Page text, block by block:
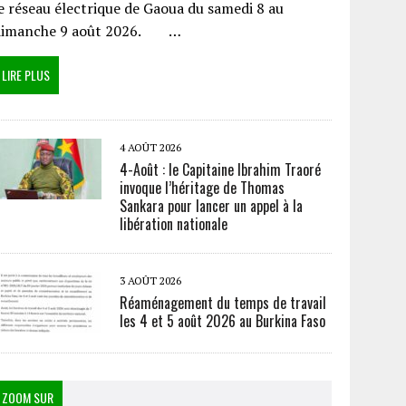
réseau électrique de Gaoua du samedi 8 au
9 août 2026. …
LIRE PLUS
4 AOÛT 2026
4-Août : le Capitaine Ibrahim Traoré
invoque l’héritage de Thomas
Sankara pour lancer un appel à la
libération nationale
3 AOÛT 2026
Réaménagement du temps de travail
les 4 et 5 août 2026 au Burkina Faso
ZOOM SUR